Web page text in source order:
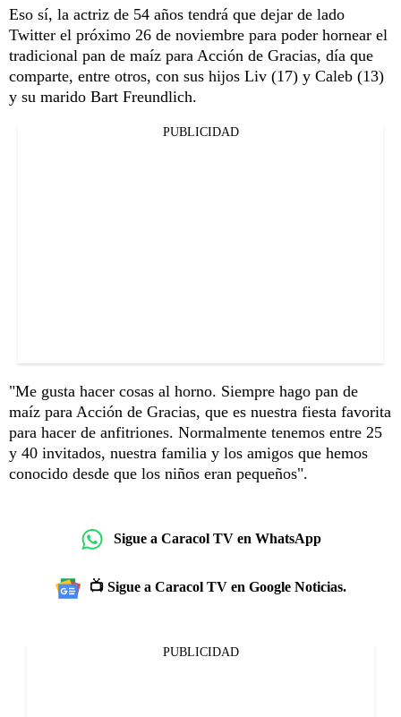
Eso sí, la actriz de 54 años tendrá que dejar de lado
Twitter el próximo 26 de noviembre para poder hornear el
tradicional pan de maíz para Acción de Gracias, día que
comparte, entre otros, con sus hijos Liv (17) y Caleb (13)
y su marido Bart Freundlich.
PUBLICIDAD
"Me gusta hacer cosas al horno. Siempre hago pan de
maíz para Acción de Gracias, que es nuestra fiesta favorita
para hacer de anfitriones. Normalmente tenemos entre 25
y 40 invitados, nuestra familia y los amigos que hemos
conocido desde que los niños eran pequeños".
Sigue a Caracol TV en WhatsApp
📺 Sigue a Caracol TV en Google Noticias.
PUBLICIDAD